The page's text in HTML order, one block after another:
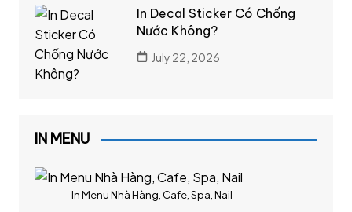
In Decal Sticker Có Chống
Nước Không?
July 22, 2026
IN MENU
In Menu Nhà Hàng, Cafe, Spa, Nail